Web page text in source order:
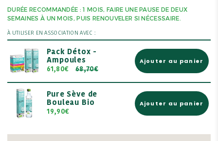
DURÉE RECOMMANDÉE : 1 MOIS, FAIRE UNE PAUSE DE DEUX
SEMAINES À UN MOIS, PUIS RENOUVELER SI NÉCESSAIRE.
À UTILISER EN ASSOCIATION AVEC :
Pack Détox -
Ampoules
61,80€ 68,70€
Ajouter au panier
Pure Sève de
Bouleau Bio
19,90€
Ajouter au panier